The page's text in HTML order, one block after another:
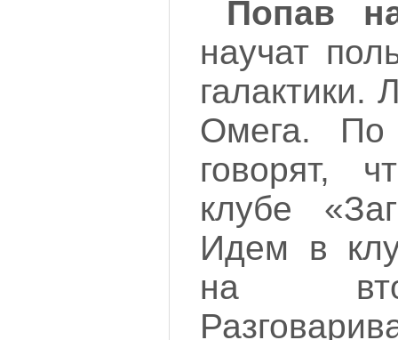
Попав
научат
галактики.
Омега.
говорят,
клубе
Идем в
на